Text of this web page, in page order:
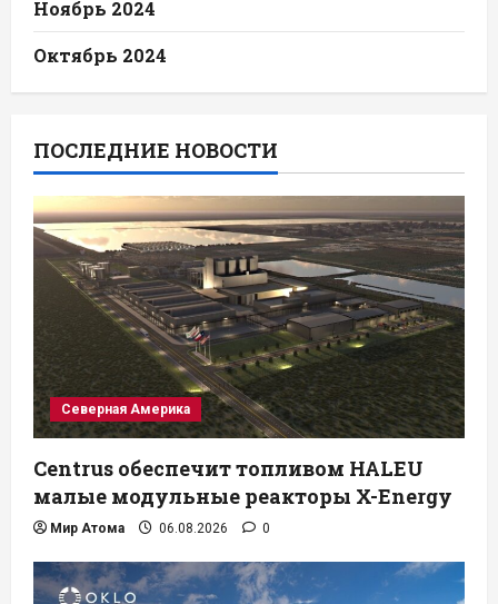
Ноябрь 2024
Октябрь 2024
ПОСЛЕДНИЕ НОВОСТИ
Северная Америка
Centrus обеспечит топливом HALEU
малые модульные реакторы X-Energy
Мир Атома 06.08.2026 0